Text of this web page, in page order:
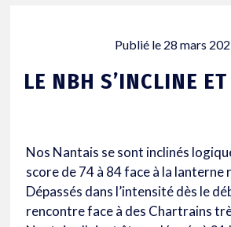
Publié le 28 mars
LE NBH S’INCLINE
Nos Nantais se sont inclinés
score de 74 à 84 face à la lanterne
Dépassés dans l’intensité dès le
rencontre face à des Chartrains